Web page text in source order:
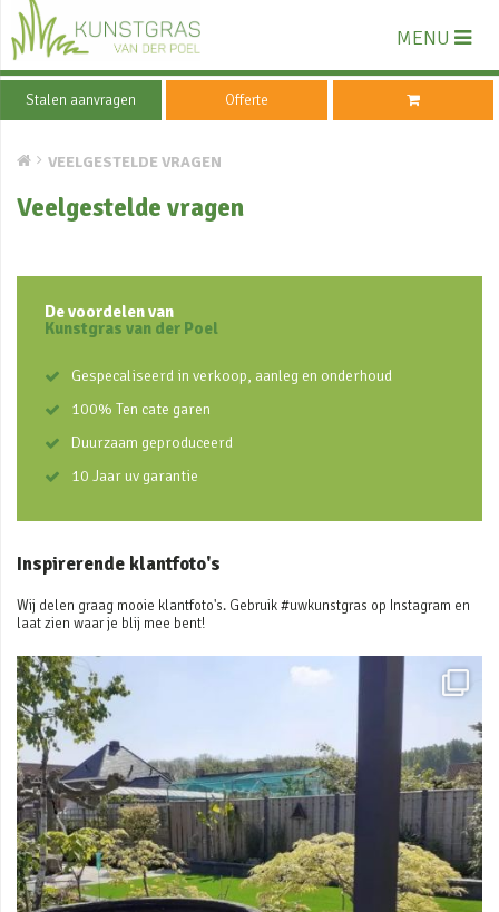
MENU
Stalen aanvragen Offerte
VEELGESTELDE VRAGEN
Veelgestelde vragen
De voordelen van
Kunstgras van der Poel
Gespecaliseerd in verkoop, aanleg en onderhoud
100% Ten cate garen
Duurzaam geproduceerd
10 Jaar uv garantie
Inspirerende klantfoto's
Wij delen graag mooie klantfoto's. Gebruik #uwkunstgras op Instagram en
laat zien waar je blij mee bent!